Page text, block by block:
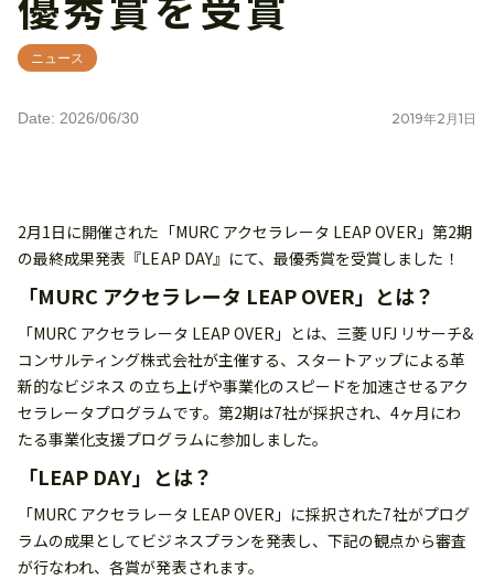
ニュース
Date: 2026/06/30 2019年2 月1 日
2月1日に開催された「MURC アクセラレータ LEAP OVER」第2期
の最終成果発表『LEAP DAY』にて、最優秀賞を受賞しました！
「MURC アクセラレータ LEAP OVER」とは？
「MURC アクセラレータ LEAP OVER」とは、三菱 UFJ リサーチ&
コンサルティング株式会社が主催する、スタートアップによる革
新的なビジネス の立ち上げや事業化のスピードを加速させるアク
セラレータプログラムです。第2期は7社が採択され、4ヶ月にわ
たる事業化支援プログラムに参加しました。
「LEAP DAY」とは？
「MURC アクセラレータ LEAP OVER」に採択された7社がプログ
ラムの成果としてビジネスプランを発表し、下記の観点から審査
が行なわれ、各賞が発表されます。